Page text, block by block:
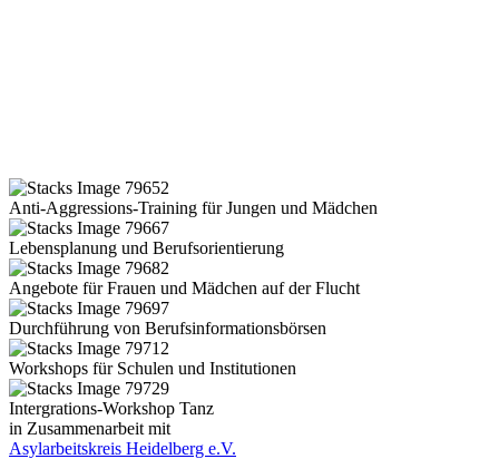
Anti-Aggressions-Training für Jungen und Mädchen
Lebensplanung und Berufsorientierung
Angebote für Frauen und Mädchen auf der Flucht
Durchführung von Berufsinformationsbörsen
Workshops für Schulen und Institutionen
Intergrations-Workshop Tanz
in Zusammenarbeit mit
Asylarbeitskreis Heidelberg e.V.